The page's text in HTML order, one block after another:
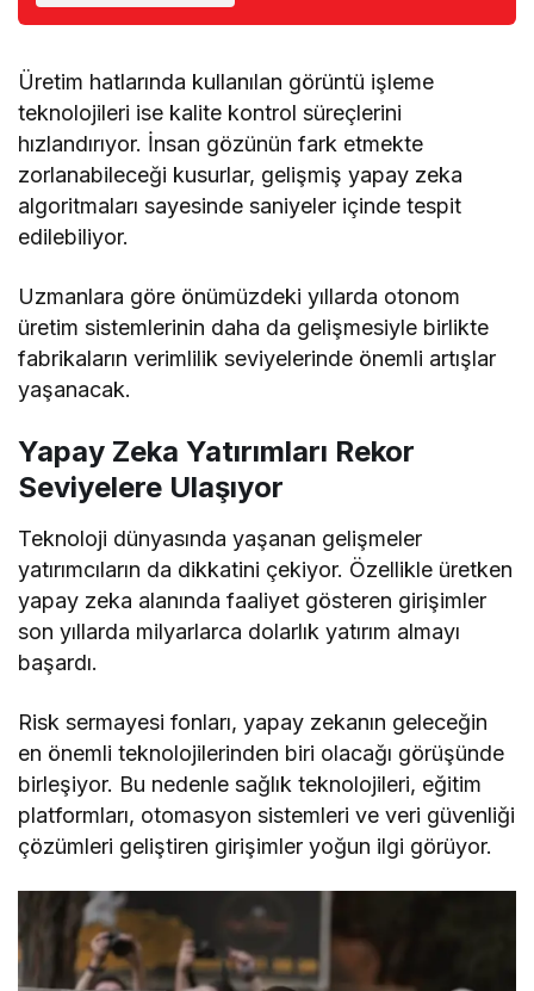
Üretim hatlarında kullanılan görüntü işleme
teknolojileri ise kalite kontrol süreçlerini
hızlandırıyor. İnsan gözünün fark etmekte
zorlanabileceği kusurlar, gelişmiş yapay zeka
algoritmaları sayesinde saniyeler içinde tespit
edilebiliyor.
Uzmanlara göre önümüzdeki yıllarda otonom
üretim sistemlerinin daha da gelişmesiyle birlikte
fabrikaların verimlilik seviyelerinde önemli artışlar
yaşanacak.
Yapay Zeka Yatırımları Rekor
Seviyelere Ulaşıyor
Teknoloji dünyasında yaşanan gelişmeler
yatırımcıların da dikkatini çekiyor. Özellikle üretken
yapay zeka alanında faaliyet gösteren girişimler
son yıllarda milyarlarca dolarlık yatırım almayı
başardı.
Risk sermayesi fonları, yapay zekanın geleceğin
en önemli teknolojilerinden biri olacağı görüşünde
birleşiyor. Bu nedenle sağlık teknolojileri, eğitim
platformları, otomasyon sistemleri ve veri güvenliği
çözümleri geliştiren girişimler yoğun ilgi görüyor.